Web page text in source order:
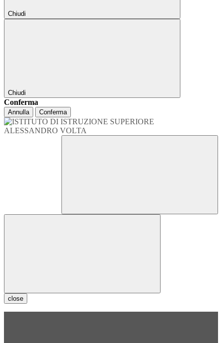
Chiudi
Chiudi
Conferma
Annulla Conferma
close